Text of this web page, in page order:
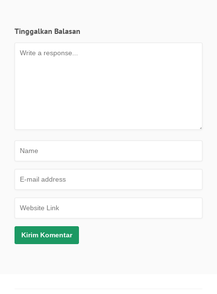
Tinggalkan Balasan